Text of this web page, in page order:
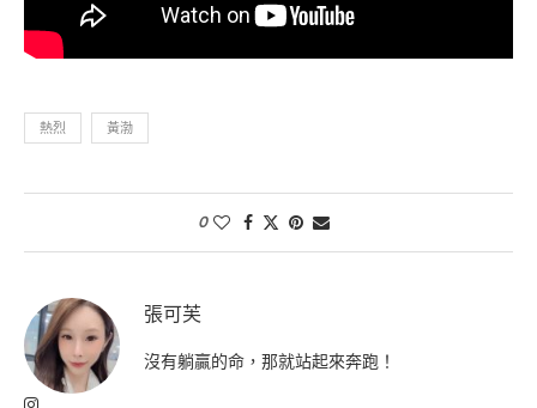
熱烈 黃渤
0
張可芙
沒有躺贏的命，那就站起來奔跑！